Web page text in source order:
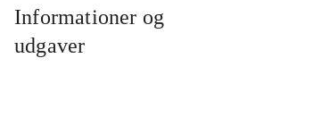
Informationer og
udgaver